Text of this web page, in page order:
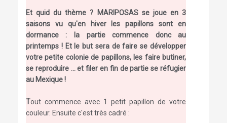
Et quid du thème ? MARIPOSAS se joue en 3
saisons vu qu'en hiver les papillons sont en
dormance : la partie commence donc au
printemps ! Et le but sera de faire se développer
votre petite colonie de papillons, les faire butiner,
se reproduire ... et filer en fin de partie se réfugier
au Mexique !
Tout commence avec 1 petit papillon de votre
couleur. Ensuite c'est très cadré :